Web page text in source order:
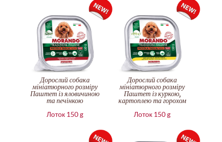
Дорослий собака
мініатюрного розміру
Паштет із яловичиною
та печінкою
Лоток 150 g
Дорослий собака
мініатюрного розміру
Паштет із куркою,
картоплею та горохом
Лоток 150 g